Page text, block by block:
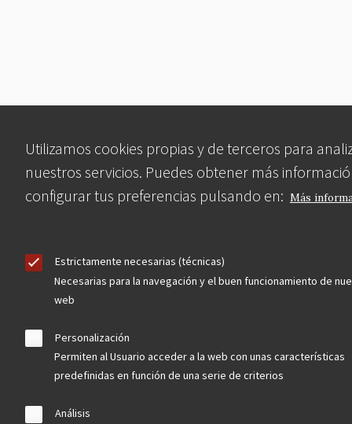
Utilizamos cookies propias y de terceros para
nuestros servicios. Puedes obtener más
configurar tus preferencias pulsando en: Más
Estrictamente necesarias (técnicas)
Necesarias para la navegación y el buen funcionamiento de
web
Personalización
Permiten al Usuario acceder a la web con unas características
predefinidas en función de una serie de criterios
Análisis